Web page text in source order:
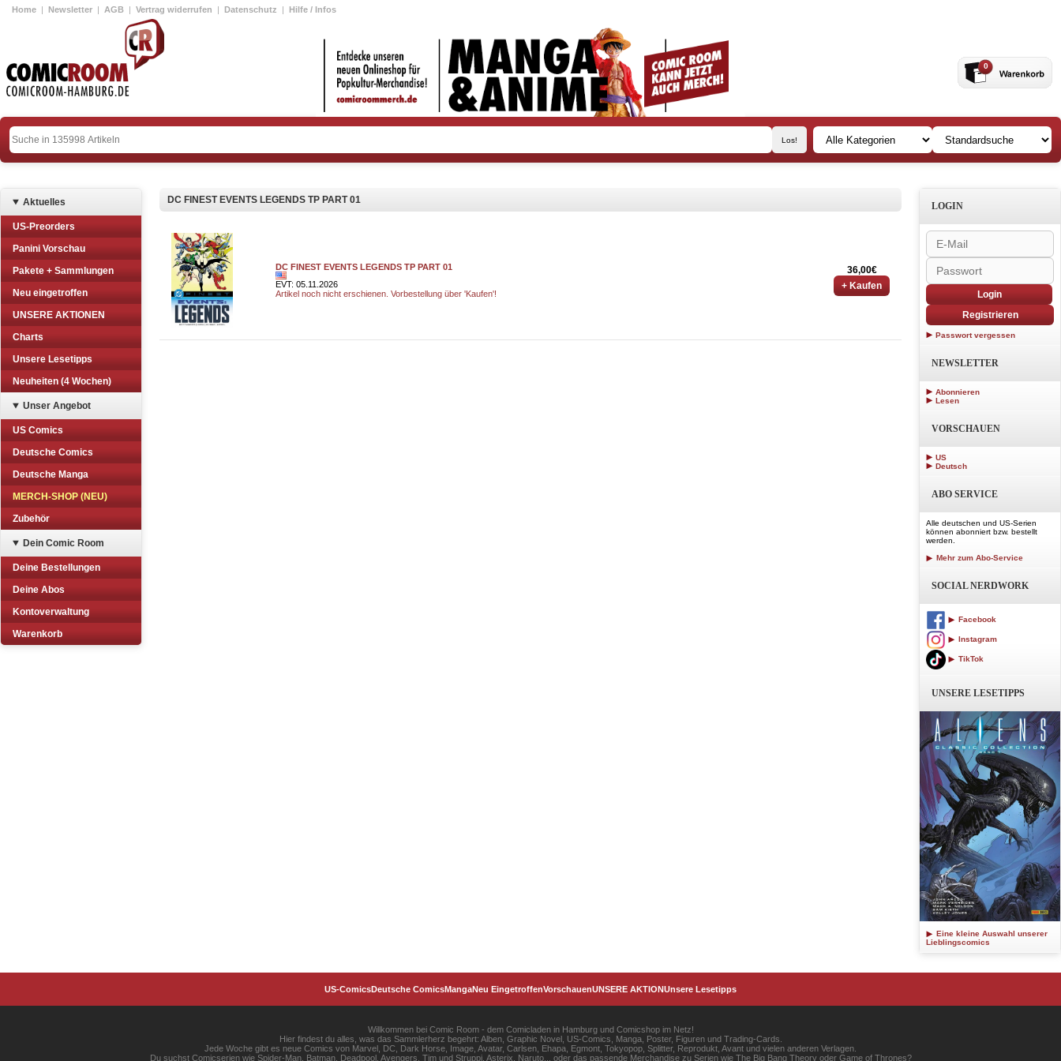
Home | Newsletter | AGB | Vertrag widerrufen | Datenschutz | Hilfe / Infos
0
Aktuelles
US-Preorders
Panini Vorschau
Pakete + Sammlungen
Neu eingetroffen
UNSERE AKTIONEN
Charts
Unsere Lesetipps
Neuheiten (4 Wochen)
Unser Angebot
US Comics
Deutsche Comics
Deutsche Manga
MERCH-SHOP (NEU)
Zubehör
Dein Comic Room
Deine Bestellungen
Deine Abos
Kontoverwaltung
Warenkorb
DC FINEST EVENTS LEGENDS TP PART 01
DC FINEST EVENTS LEGENDS TP PART 01
EVT: 05.11.2026
Artikel noch nicht erschienen. Vorbestellung über 'Kaufen'!
36,00€
+ Kaufen
LOGIN
Login
Registrieren
Passwort vergessen
NEWSLETTER
Abonnieren
Lesen
VORSCHAUEN
US
Deutsch
ABO SERVICE
Alle deutschen und US-Serien
können abonniert bzw. bestellt
werden.
Mehr zum Abo-Service
SOCIAL NERDWORK
Facebook
Instagram
TikTok
UNSERE LESETIPPS
Eine kleine Auswahl unserer
Lieblingscomics
US-ComicsDeutsche ComicsMangaNeu EingetroffenVorschauenUNSERE AKTIONUnsere Lesetipps
Willkommen bei Comic Room - dem Comicladen in Hamburg und Comicshop im Netz!
Hier findest du alles, was das Sammlerherz begehrt: Alben, Graphic Novel, US-Comics, Manga, Poster, Figuren und Trading-Cards.
Jede Woche gibt es neue Comics von Marvel, DC, Dark Horse, Image, Avatar, Carlsen, Ehapa, Egmont, Tokyopop, Splitter, Reprodukt, Avant und vielen anderen Verlagen.
Du suchst Comicserien wie Spider-Man, Batman, Deadpool, Avengers, Tim und Struppi, Asterix, Naruto... oder das passende Merchandise zu Serien wie The Big Bang Theory oder Game of Thrones?